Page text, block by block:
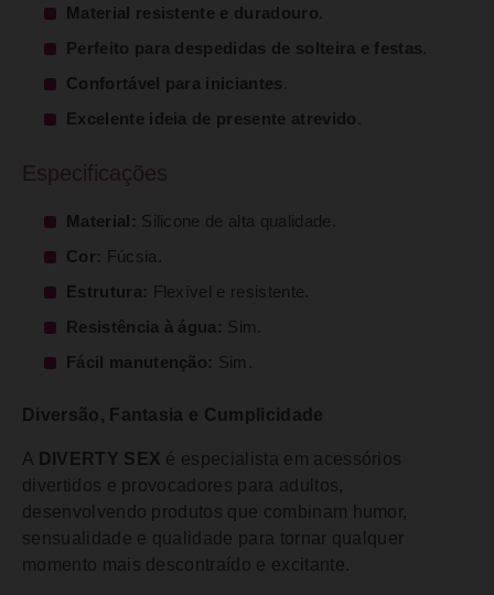
Material resistente e duradouro
Perfeito para despedidas de solteira e festas
Confortável para iniciantes
Excelente ideia de presente atrevido
Especificações
Material: Silicone de alta qualidade.
Cor:
Fúcsia.
Estrutura:
Flexível e resistente.
Resistência à água: Sim.
Fácil manutenção: Sim.
Diversão, Fantasia e Cumplicidade
A DIVERTY SEX é especialista em acessórios
divertidos e provocadores para adultos,
desenvolvendo produtos que combinam humor,
sensualidade e qualidade para tornar qualquer
momento mais descontraído e excitante.